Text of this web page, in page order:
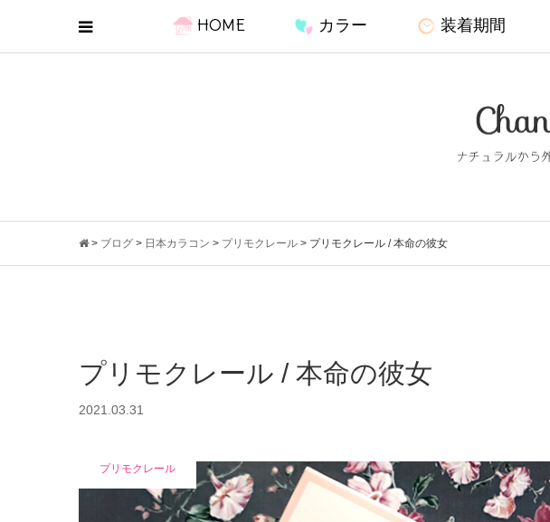
HOME カラー 装着期間
> ブログ > 日本カラコン > プリモクレール > プリモクレール / 本命の彼女
プリモクレール / 本命の彼女
2021.03.31
プリモクレール